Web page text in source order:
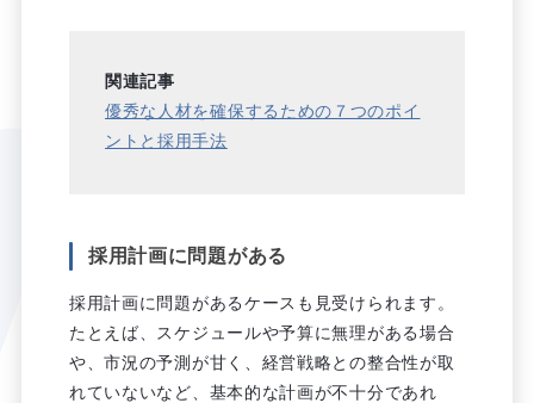
関連記事
優秀な人材を確保するための７つのポイ
ントと採用手法
採用計画に問題がある
採用計画に問題があるケースも見受けられます。
たとえば、スケジュールや予算に無理がある場合
や、市況の予測が甘く、経営戦略との整合性が取
れていないなど、基本的な計画が不十分であれ